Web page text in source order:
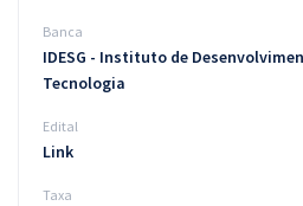
Banca
IDESG - Instituto de
Tecnologia
Edital
Link
Taxa